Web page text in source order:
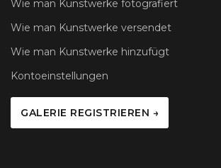
Wie man Kunstwerke fotografiert
Wie man Kunstwerke versendet
Wie man Kunstwerke hinzufügt
Kontoeinstellungen
GALERIE REGISTRIEREN →